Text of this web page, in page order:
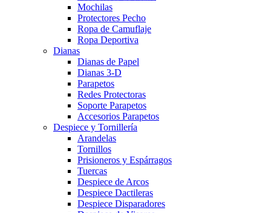
Mochilas
Protectores Pecho
Ropa de Camuflaje
Ropa Deportiva
Dianas
Dianas de Papel
Dianas 3-D
Parapetos
Redes Protectoras
Soporte Parapetos
Accesorios Parapetos
Despiece y Tornillería
Arandelas
Tornillos
Prisioneros y Espárragos
Tuercas
Despiece de Arcos
Despiece Dactileras
Despiece Disparadores